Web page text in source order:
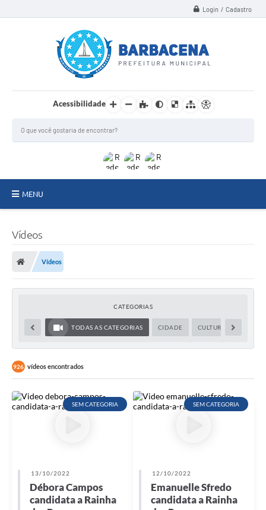
Login / Cadastro
Acessibilidade
MENU
Meio Ambiente
EDOB
Transparência
Serviços
Divulgação de Vagas SEDUC
PPA - PLANO PLURIANUAL 2026/2029
PCA (Planos de Contratações Anuais)
Vídeos
Vídeos
CATEGORIAS
TODAS AS CATEGORIAS CIDADE CULTURA
926 vídeos encontrados
SEM CATEGORIA
13/10/2022
Débora Campos
candidata a Rainha
SEM CATEGORIA
12/10/2022
Emanuelle Sfredo
candidata a Rainha